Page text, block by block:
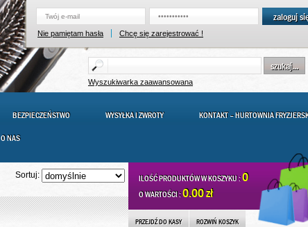
zaloguj
Nie pamiętam hasła Chcę się zarejestrować !
szukaj...
Wyszukiwarka zaawansowana
BEZPIECZEŃSTWO WYSYŁKA I ZWROTY KONTAKT – HURTOWNIA
O NAS
Sortuj: ILOŚĆ PRODUKTÓW W KOSZYKU :0
O WARTOŚCI :0.00 zł
PRZEJDŹ DO KASY ROZWIŃ KOSZYK